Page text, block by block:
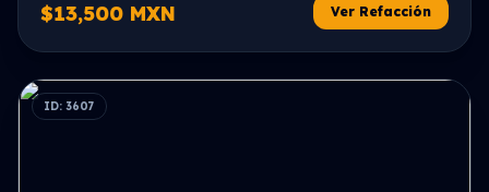
$13,500 MXN Ver Refacción
ID: 3607